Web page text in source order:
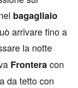
bagagliaio
arrivare fino a
la notte
Fronteracon
da tetto con